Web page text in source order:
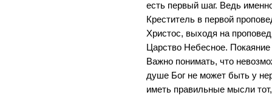
есть первый шаг. Ведь
Креститель в первой
Христос, выходя на
Царство Небесное.
Важно понимать, что
душе Бог не может быть у
иметь правильные мысли